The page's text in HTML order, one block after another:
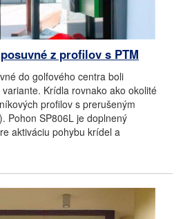
z profilov s PTM
do golfového centra boli
Krídla rovnako ako okolité
profilov s prerušeným
Pohon SP806L je doplnený
aktiváciu pohybu krídel a